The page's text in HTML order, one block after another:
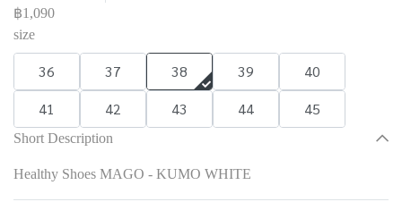
฿1,090
size
36 37 38 39
40
41
42 43 44 45
Short Description
Healthy Shoes MAGO - KUMO WHITE